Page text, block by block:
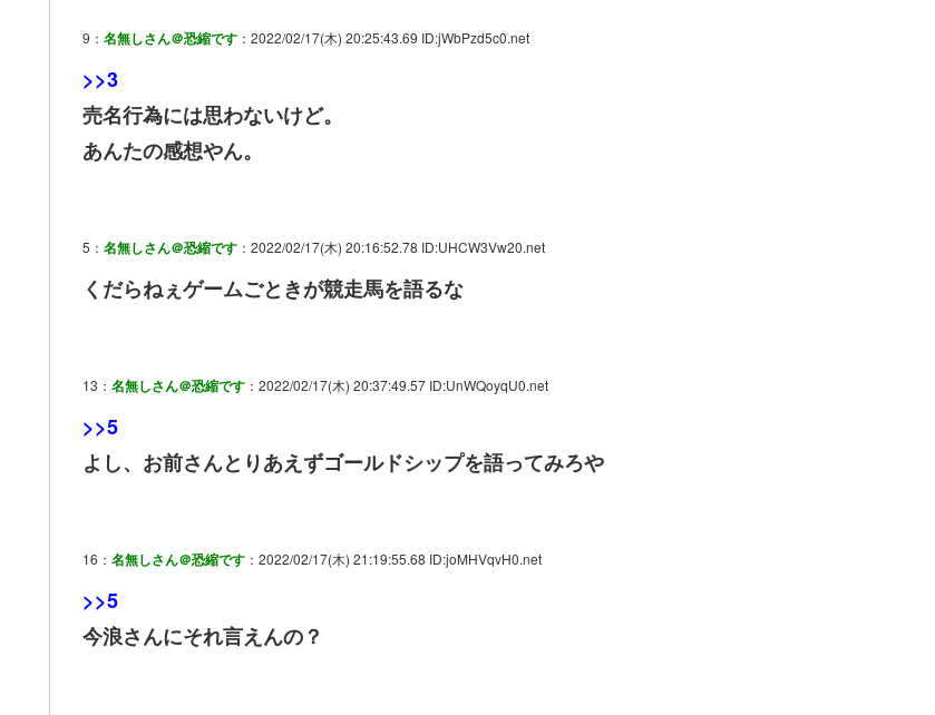
9： 名無しさん＠恐縮です ：2022/02/17(木) 20:25:43.69 ID:jWbPzd5c0.net
>>3
売名行為には思わないけど。
あんたの感想やん。
5： 名無しさん＠恐縮です ：2022/02/17(木) 20:16:52.78 ID:UHCW3Vw20.net
くだらねぇゲームごときが競走馬を語るな
13： 名無しさん＠恐縮です ：2022/02/17(木) 20:37:49.57 ID:UnWQoyqU0.net
>>5
よし、お前さんとりあえずゴールドシップを語ってみろや
16： 名無しさん＠恐縮です ：2022/02/17(木) 21:19:55.68 ID:joMHVqvH0.net
>>5
今浪さんにそれ言えんの？